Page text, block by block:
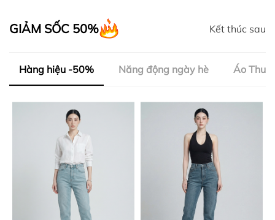
GIẢM SỐC 50% Kết thúc sau
Hàng hiệu -50% Năng động ngày hè Áo Thun